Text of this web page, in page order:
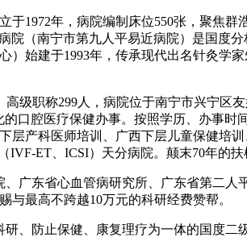
1972年，病院编制床位550张，聚焦群
院（南宁市第九人平易近病院）是国度
始建于1993年，传承现代出名针灸学
职称299人，病院位于南宁市兴宁区
口腔医疗保健办事。按照学历、办事时
产科医师培训、广西下层儿童保健培训
ET、ICSI）天分病院。颠末70年的扶
东省心血管病研究所、广东省第二人
最高不跨越10万元的科研经费赞帮。
防止保健、康复理疗为一体的国度二